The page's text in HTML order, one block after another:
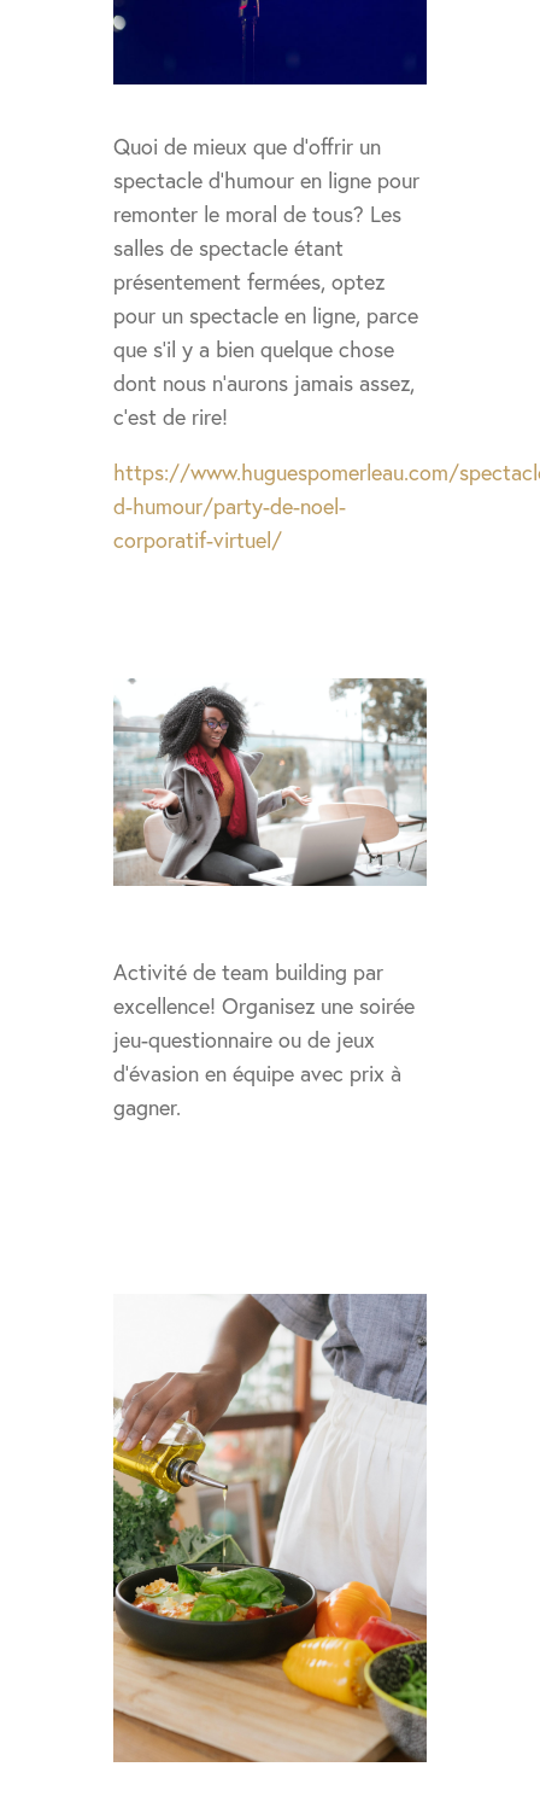
Quoi de mieux que d’offrir un
spectacle d’humour en ligne pour
remonter le moral de tous? Les
salles de spectacle étant
présentement fermées, optez
pour un spectacle en ligne, parce
que s’il y a bien quelque chose
dont nous n’aurons jamais assez,
c’est de rire!
https://www.huguespomerleau.com/
d-humour/party-de-noel-
corporatif-virtuel/
Activité de team building par
excellence! Organisez une soirée
jeu-questionnaire ou de jeux
d’évasion en équipe avec prix à
gagner.